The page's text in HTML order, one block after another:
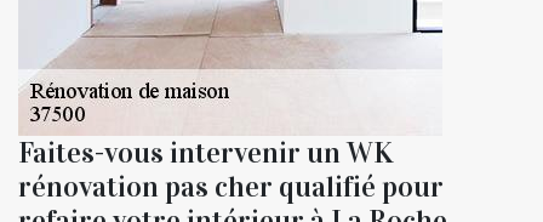
Faites-vous intervenir un WK
rénovation pas cher qualifié pour